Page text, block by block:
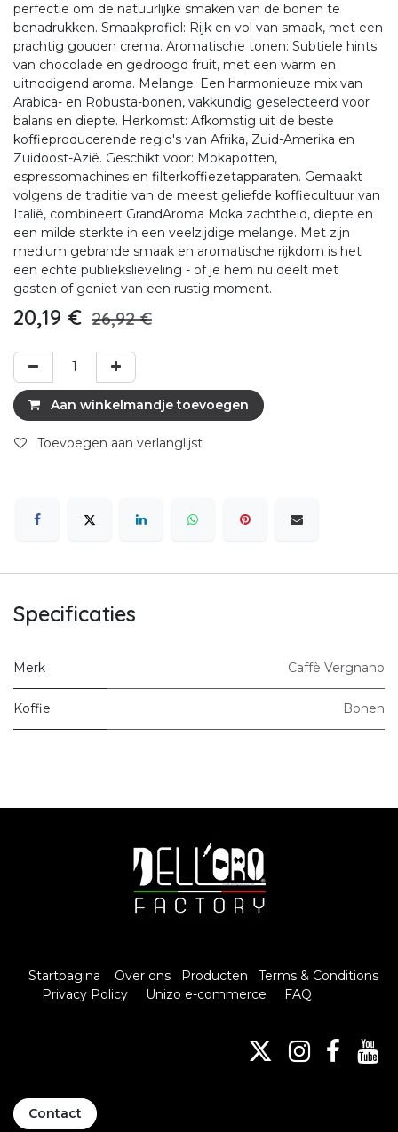
perfectie om de natuurlijke smaken van de bonen te
benadrukken. Smaakprofiel: Rijk en vol van smaak, met een
prachtig gouden crema. Aromatische tonen: Subtiele hints
van chocolade en gedroogd fruit, met een warm en
uitnodigend aroma. Melange: Een harmonieuze mix van
Arabica- en Robusta-bonen, vakkundig geselecteerd voor
balans en diepte. Herkomst: Afkomstig uit de beste
koffieproducerende regio's van Afrika, Zuid-Amerika en
Zuidoost-Azië. Geschikt voor: Mokapotten,
espressomachines en filterkoffiezetapparaten. Gemaakt
volgens de traditie van de meest geliefde koffiecultuur van
Italië, combineert GrandAroma Moka zachtheid, diepte en
een milde sterkte in een veelzijdige melange. Met zijn
medium gebrande smaak en aromatische rijkdom is het
een echte publiekslieveling - of je hem nu deelt met
gasten of geniet van een rustig moment.
20,19 € 26,92€
Aan winkelmandje toevoegen
Toevoegen aan verlanglijst
Specificaties
Merk Caffè Vergnano
Koffie Bonen
Startpagina Over ons Producten
Terms & Conditions
Privacy Policy
Unizo e-commerce FAQ
Contact